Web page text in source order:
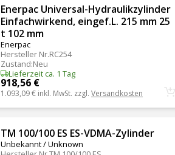
Enerpac Universal-Hydraulikzylinder
Einfachwirkend, eingef.L. 215 mm 25
t 102 mm
Enerpac
Hersteller Nr.RC254
Zustand:Neu
Lieferzeit ca. 1 Tag
918,56 €
1.093,09 € inkl. MwSt. zzgl. Versandkosten
TM 100/100 ES ES-VDMA-Zylinder
Unbekannt / Unknown